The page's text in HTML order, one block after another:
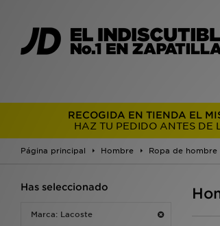
RECOGIDA EN TIENDA EL
HAZ TU PEDIDO ANTES DE
Página principal Hombre Ropa de hombre
Has seleccionado
Marca: Lacoste